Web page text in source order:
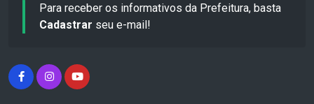
Para receber os informativos da Prefeitura, basta
Cadastrar seu e-mail!